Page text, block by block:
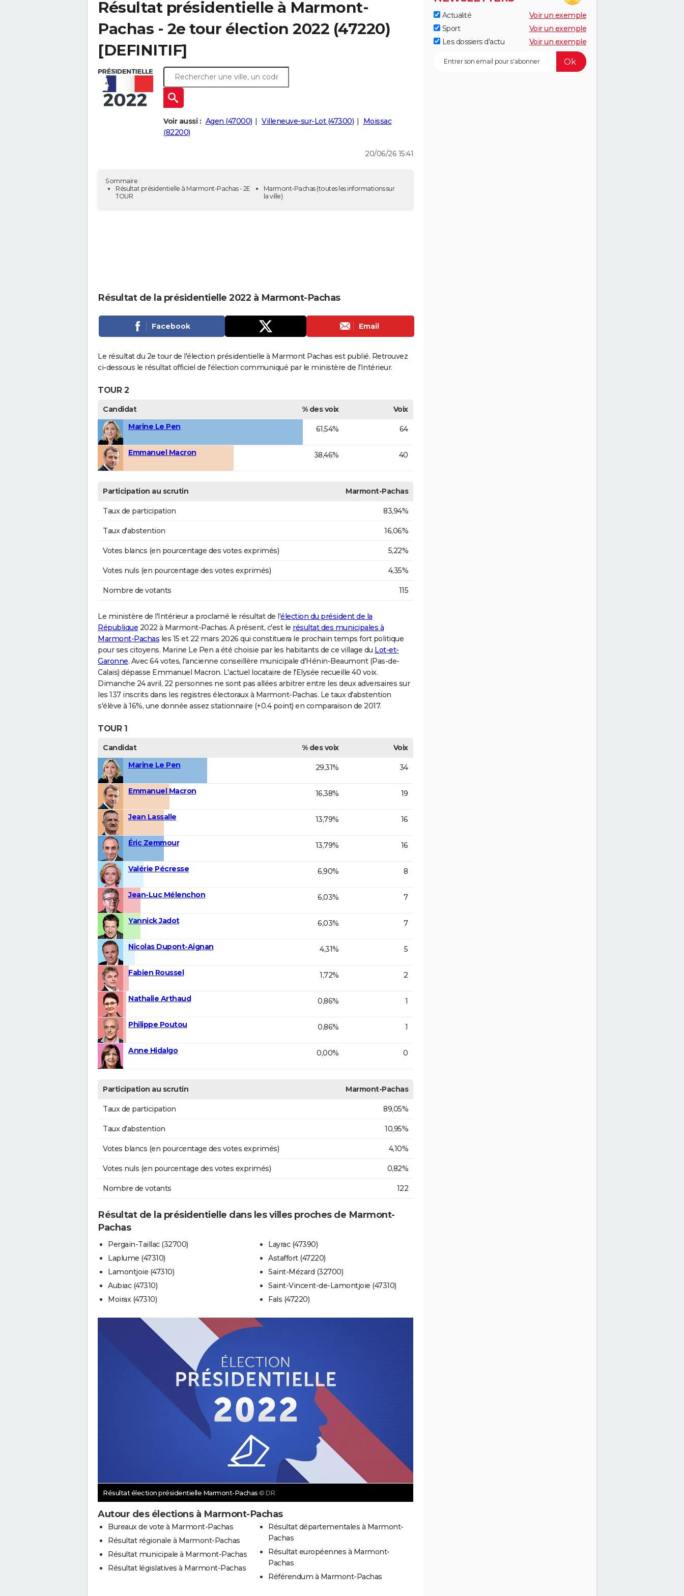
Résultat présidentielle à Marmont-
Pachas - 2e tour élection 2022 (47220)
[DEFINITIF]
Voir aussi : Agen (47000) Villeneuve-sur-Lot (47300)
Moissac
(82200)
20/06/26 15:41
Sommaire :
Résultat présidentielle à Marmont-Pachas - 2E
TOUR
Marmont-Pachas(toutes les informations sur
la ville)
Résultat de la présidentielle 2022 à Marmont-Pachas
Facebook Email
Le résultat du 2e tour de l'élection présidentielle à Marmont Pachas est publié. Retrouvez
ci-dessous le résultat officiel de l'élection communiqué par le ministère de l'Intérieur.
TOUR 2
Candidat % des voix
Voix
Marine Le Pen
61,54% 64
Emmanuel Macron 38,46% 40
Participation au scrutin Marmont-Pachas
Taux de participation 83,94%
Taux d'abstention 16,06%
Votes blancs (en pourcentage des votes exprimés) 5,22%
Votes nuls (en pourcentage des votes exprimés) 4,35%
Nombre de votants 115
Le ministère de l'Intérieur a proclamé le résultat de l'élection du président de la
République 2022 à Marmont-Pachas. A présent, c'est le résultat des municipales à
Marmont-Pachas les 15 et 22 mars 2026 qui constituera le prochain temps fort politique
pour ses citoyens. Marine Le Pen a été choisie par les habitants de ce village du Lot-et-
Garonne. Avec 64 votes, l'ancienne conseillère municipale d'Hénin-Beaumont (Pas-de-
Calais) dépasse Emmanuel Macron. L'actuel locataire de l'Elysée recueille 40 voix.
Dimanche 24 avril, 22 personnes ne sont pas allées arbitrer entre les deux adversaires sur
les 137 inscrits dans les registres électoraux à Marmont-Pachas. Le taux d'abstention
s'élève à 16%, une donnée assez stationnaire (+0.4 point) en comparaison de 2017.
TOUR 1
Candidat % des voix
Voix
Marine Le Pen
29,31% 34
Emmanuel Macron 16,38% 19
Jean Lassalle 13,79% 16
Éric Zemmour 13,79% 16
Valérie Pécresse 6,90% 8
Jean-Luc Mélenchon 6,03% 7
Yannick Jadot 6,03% 7
Nicolas Dupont-Aignan 4,31% 5
Fabien Roussel 1,72% 2
Nathalie Arthaud 0,86% 1
Philippe Poutou 0,86% 1
Anne Hidalgo 0,00% 0
Participation au scrutin Marmont-Pachas
Taux de participation 89,05%
Taux d'abstention 10,95%
Votes blancs (en pourcentage des votes exprimés) 4,10%
Votes nuls (en pourcentage des votes exprimés) 0,82%
Nombre de votants 122
Résultat de la présidentielle dans les villes proches de Marmont-
Pachas
Pergain-Taillac (32700)
Laplume (47310)
Lamontjoie (47310)
Aubiac (47310)
Moirax (47310)
Layrac (47390)
Astaffort (47220)
Saint-Mézard (32700)
Saint-Vincent-de-Lamontjoie (47310)
Fals (47220)
Résultat élection présidentielle Marmont-Pachas © DR
Autour des élections à Marmont-Pachas
Bureaux de vote à Marmont-Pachas
Résultat régionale à Marmont-Pachas
Résultat municipale à Marmont-Pachas
Résultat législatives à Marmont-Pachas
Résultat départementales à Marmont-
Pachas
Résultat européennes à Marmont-
Pachas
Référendum à Marmont-Pachas
Actualité
Voir un exemple
Sport
Voir un exemple
Les dossiers d'actu
Voir un exemple